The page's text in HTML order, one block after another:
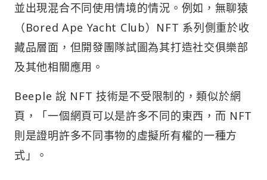
並出現混合不同使用情境的情況。例如，無聊猿
（Bored Ape Yacht Club）NFT 系列側重於收
藏品層面，但開發團隊試圖為其打造社交俱樂部
及其他相關應用。
Beeple 說 NFT 技術是不受限制的，類似於網
頁，「一個網頁可以是許多不同的東西，而 NFT
則是證明許多不同事物的虛擬所有權的一種方
式」。